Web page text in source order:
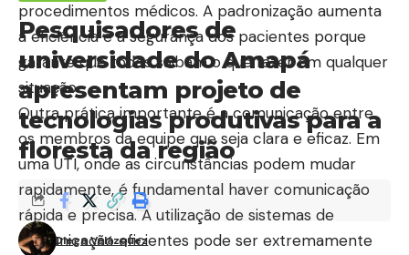
procedimentos médicos. A padronização aumenta
a eficiência e a segurança dos pacientes porque
garante que todos saibam o que fazer em qualquer
situação.
Outra prática importante é a comunicação entre
os membros da equipe que seja clara e eficaz. Em
uma UTI, onde as circunstâncias podem mudar
rapidamente, é fundamental haver comunicação
rápida e precisa. A utilização de sistemas de
comunicação eficientes pode ser extremamente
Pesquisadores de
universidade do Amapá
apresentam projeto de
tecnologias produtivas para a
floresta da região
Diego Velázquez